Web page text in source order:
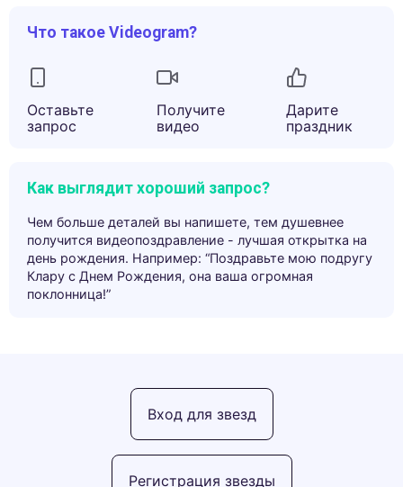
Что такое Videogram?
Оставьте
запрос
Получите
видео
Дарите
праздник
Как выглядит хороший запрос?
Чем больше деталей вы напишете, тем душевнее
получится видеопоздравление - лучшая открытка на
день рождения. Например: “Поздравьте мою подругу
Клару с Днем Рождения, она ваша огромная
поклонница!”
Регистрация звезды
Вход для звезд